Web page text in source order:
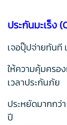
ประกันมะเร็ง
เจอปุ๊ปจ่ายทันที
ให้ความคุ้มครอ
เวลาประกันภัย
ประหยัดมากกว่
ปี